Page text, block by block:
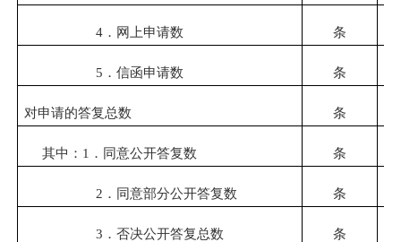
4 ．网上申请数 条
5 ．信函申请数 条
对申请的答复总数 条
其中： 1 ．同意公开答复数 条
2 ．同意部分公开答复数 条
3 ．否决公开答复总数 条